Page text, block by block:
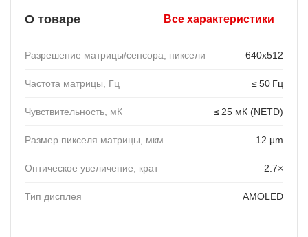
О товаре Все характеристики
Разрешение матрицы/сенсора, пиксели 640x512
Частота матрицы, Гц ≤ 50 Гц
Чувствительность, мК ≤ 25 мК (NETD)
Размер пикселя матрицы, мкм 12 µm
Оптическое увеличение, крат 2.7×
Тип дисплея AMOLED